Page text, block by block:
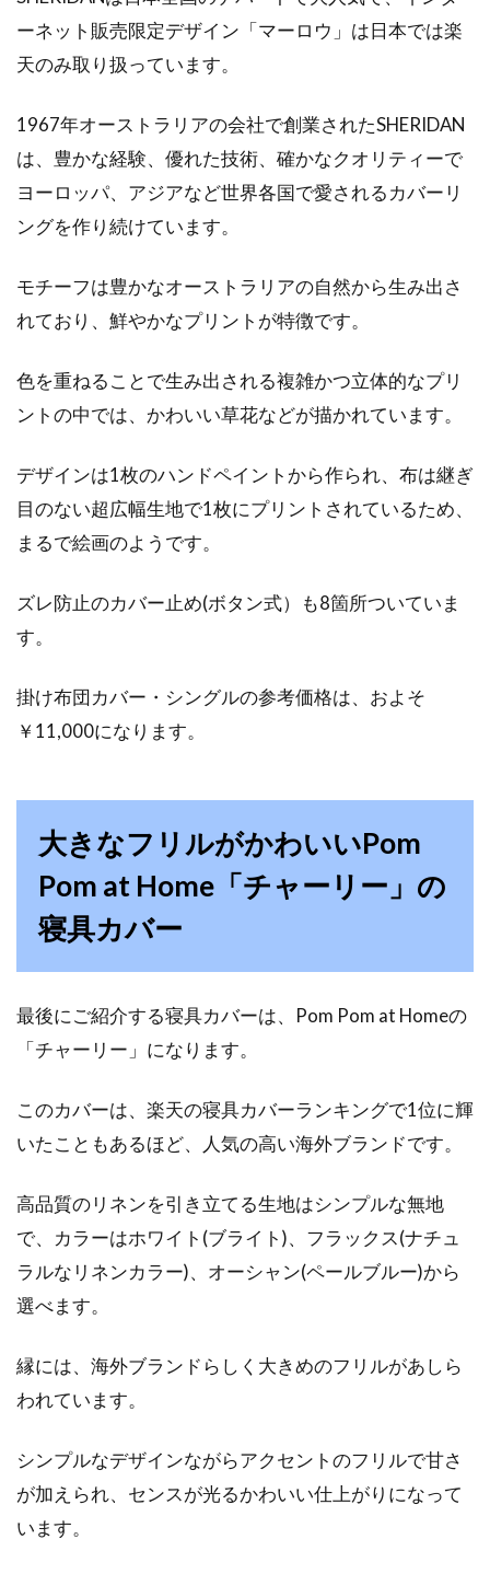
ーネット販売限定デザイン「マーロウ」は日本では楽
天のみ取り扱っています。
1967年オーストラリアの会社で創業されたSHERIDAN
は、豊かな経験、優れた技術、確かなクオリティーで
ヨーロッパ、アジアなど世界各国で愛されるカバーリ
ングを作り続けています。
モチーフは豊かなオーストラリアの自然から生み出さ
れており、鮮やかなプリントが特徴です。
色を重ねることで生み出される複雑かつ立体的なプリ
ントの中では、かわいい草花などが描かれています。
デザインは1枚のハンドペイントから作られ、布は継ぎ
目のない超広幅生地で1枚にプリントされているため、
まるで絵画のようです。
ズレ防止のカバー止め(ボタン式）も8箇所ついていま
す。
掛け布団カバー・シングルの参考価格は、およそ
￥11,000になります。
大きなフリルがかわいいPom
Pom at Home「チャーリー」の
寝具カバー
最後にご紹介する寝具カバーは、Pom Pom at Homeの
「チャーリー」になります。
このカバーは、楽天の寝具カバーランキングで1位に輝
いたこともあるほど、人気の高い海外ブランドです。
高品質のリネンを引き立てる生地はシンプルな無地
で、カラーはホワイト(ブライト)、フラックス(ナチュ
ラルなリネンカラー)、オーシャン(ペールブルー)から
選べます。
縁には、海外ブランドらしく大きめのフリルがあしら
われています。
シンプルなデザインながらアクセントのフリルで甘さ
が加えられ、センスが光るかわいい仕上がりになって
います。